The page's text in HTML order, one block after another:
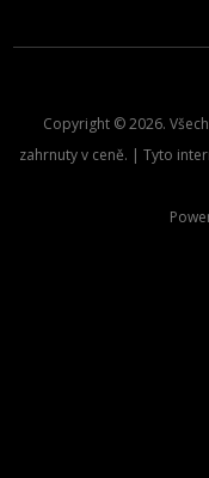
Copyright © 2026.
zahrnuty v ceně. | Tyto